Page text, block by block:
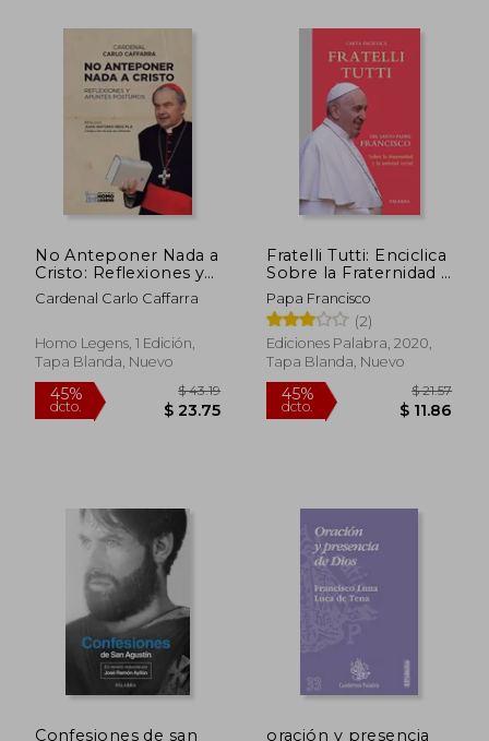
45%
45% 45%
No Anteponer Nada a
Cristo: Reflexiones y
Apuntes Póstumos
Cardenal Carlo Caffarra
Homo Legens, 1 Edición,
Tapa Blanda, Nuevo
Fratelli Tutti: Enciclica
Sobre la Fraternidad y
la Amistad Socia l
Papa Francisco
(2)
Ediciones Palabra, 2020,
Tapa Blanda, Nuevo
Confesiones de san oración y presencia